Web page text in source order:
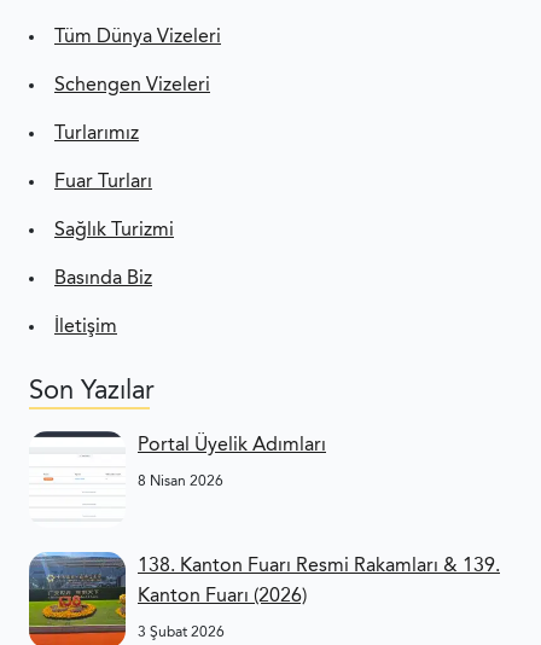
Tüm Dünya Vizeleri
Schengen Vizeleri
Turlarımız
Fuar Turları
Sağlık Turizmi
Basında Biz
İletişim
Son Yazılar
Portal Üyelik Adımları
8 Nisan 2026
138. Kanton Fuarı Resmi Rakamları & 139.
Kanton Fuarı (2026)
3 Şubat 2026